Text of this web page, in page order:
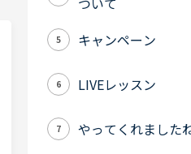
5 キャンペーン
6 LIVEレッスン
7 やってくれました